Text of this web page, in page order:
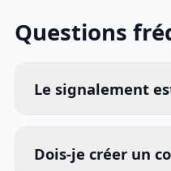
Questions
Le signalement
Dois-je créer un